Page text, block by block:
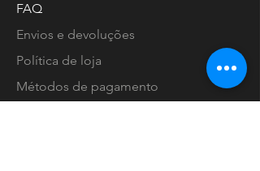
FAQ
Envios e devoluções
Política de loja
Métodos de pagamento